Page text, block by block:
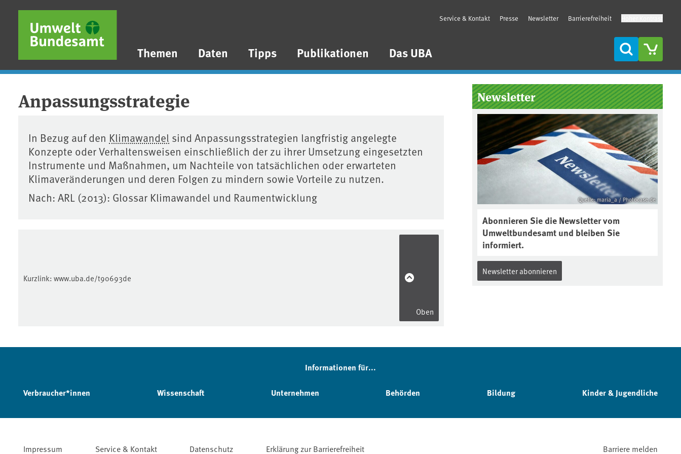
Direkt zum Inhalt
Direkt zum Hauptmenü
Direkt zur Fußzeile
Themen Daten Tipps Publikationen Das UBA
Service & Kontakt Presse Newsletter Barrierefreiheit
Suche
Anpassungsstrategie
In Bezug auf den Klimawandel sind Anpassungsstrategien langfristig angelegte
Konzepte oder Verhaltensweisen einschließlich der zu ihrer Umsetzung eingesetzten
Instrumente und Maßnahmen, um Nachteile von tatsächlichen oder erwarteten
Klimaveränderungen und deren Folgen zu mindern sowie Vorteile zu nutzen.
Nach: ARL (2013): Glossar Klimawandel und Raumentwicklung
Kurzlink: www.uba.de/t90693de
Oben
Seitenleiste
Newsletter
Quelle: maria_a / Photocase.de
Abonnieren Sie die Newsletter vom
Umweltbundesamt und bleiben Sie
informiert.
Newsletter abonnieren
Informationen für...
Verbraucher*innen Wissenschaft Unternehmen Behörden Bildung Kinder & Jugendliche
Impressum Service & Kontakt Datenschutz Erklärung zur Barrierefreiheit Barriere melden